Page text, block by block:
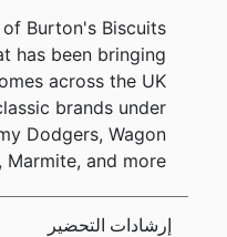
Burton's Biscuits
has been bringing
across the UK
brands under
Dodgers, Wagon
Marmite, and more.
إرشادات التحضير